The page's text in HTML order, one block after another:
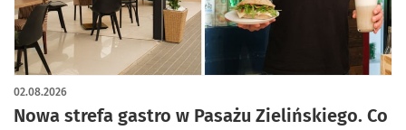
Nowa strefa gastro w Pasażu Zielińskiego. Co
02.08.2026
artykuł z galerią zdjęć